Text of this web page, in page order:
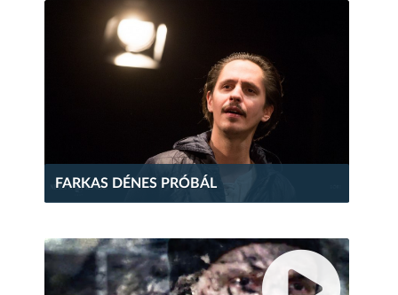
FARKAS DÉNES PRÓBÁL